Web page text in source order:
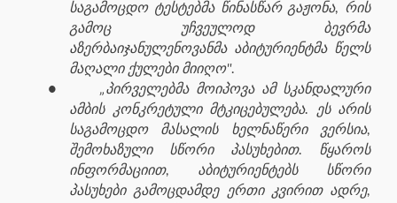
საგამოცდო ტესტებმა წინასწარ გაჟონა, რის
გამოც უჩვეულოდ ბევრმა
აზერბაიჯანულენოვანმა აბიტურიენტმა წელს
მაღალი ქულები მიიღო".
●
„პირველებმა მოიპოვა ამ სკანდალური
ამბის კონკრეტული მტკიცებულება. ეს არის
საგამოცდო მასალის ხელნაწერი ვერსია,
შემოხაზული სწორი პასუხებით. წყაროს
ინფორმაციით, აბიტურიენტებს სწორი
პასუხები გამოცდამდე ერთი კვირით ადრე,